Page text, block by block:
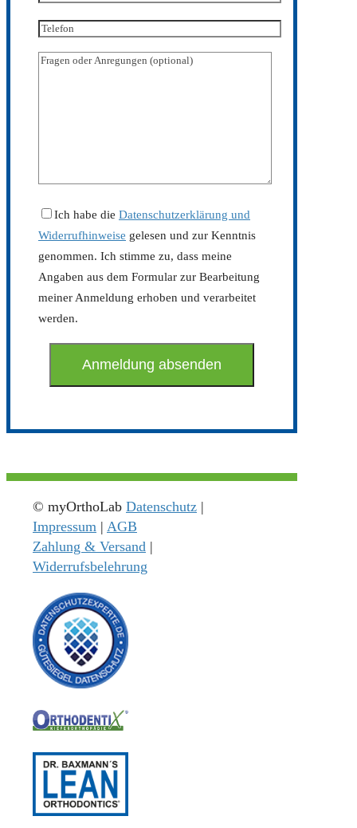
Ich habe die Datenschutzerklärung und
Widerrufhinweise gelesen und zur Kenntnis
genommen. Ich stimme zu, dass meine
Angaben aus dem Formular zur Bearbeitung
meiner Anmeldung erhoben und verarbeitet
werden.
© myOrthoLab Datenschutz |
Impressum | AGB
Zahlung & Versand |
Widerrufsbelehrung